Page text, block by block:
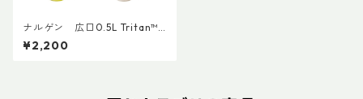
ナルゲン 広口0.5L Tritan™R
enew
¥2,200